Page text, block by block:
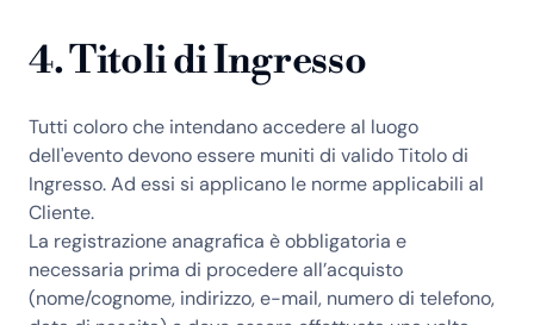
4. Titoli di Ingresso
Tutti coloro che intendano accedere al luogo
dell'evento devono essere muniti di valido Titolo di
Ingresso. Ad essi si applicano le norme applicabili al
Cliente.
La registrazione anagrafica è obbligatoria e
necessaria prima di procedere all’acquisto
(nome/cognome, indirizzo, e-mail, numero di telefono,